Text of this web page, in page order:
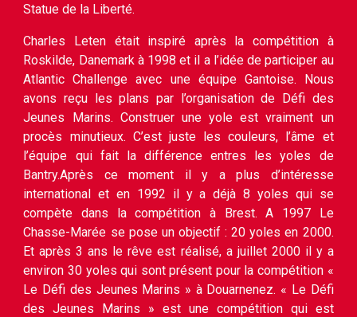
Statue de la Liberté.
Charles Leten était inspiré après la compétition à
Roskilde, Danemark à 1998 et il a l’idée de participer au
Atlantic Challenge avec une équipe Gantoise. Nous
avons reçu les plans par l’organisation de Défi des
Jeunes Marins. Construer une yole est vraiment un
procès minutieux. C’est juste les couleurs, l’âme et
l’équipe qui fait la différence entres les yoles de
Bantry.Après ce moment il y a plus d’intéresse
international et en 1992 il y a déjà 8 yoles qui se
compète dans la compétition à Brest. A 1997 Le
Chasse-Marée se pose un objectif : 20 yoles en 2000.
Et après 3 ans le rêve est réalisé, a juillet 2000 il y a
environ 30 yoles qui sont présent pour la compétition «
Le Défi des Jeunes Marins » à Douarnenez. « Le Défi
des Jeunes Marins » est une compétition qui est